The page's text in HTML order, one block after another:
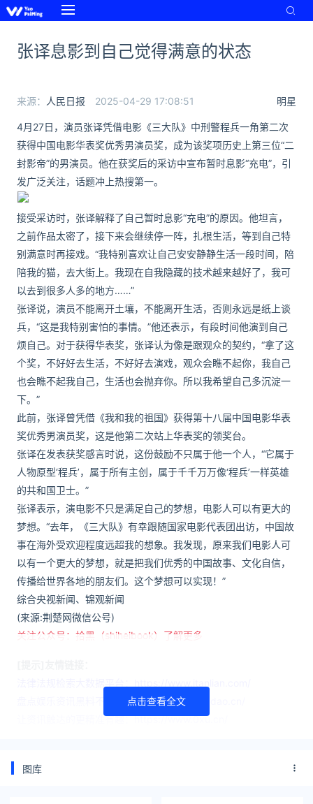
张译息影到自己觉得满意的状态
明星
来源： 人民日报 2025-04-29 17:08:51
4月27日，演员张译凭借电影《三大队》中刑警程兵一角第二次
获得中国电影华表奖优秀男演员奖，成为该奖项历史上第三位“二
封影帝”的男演员。他在获奖后的采访中宣布暂时息影“充电”，引
发广泛关注，话题冲上热搜第一。
接受采访时，张译解释了自己暂时息影“充电”的原因。他坦言，
之前作品太密了，接下来会继续停一阵，扎根生活，等到自己特
别满意时再接戏。“我特别喜欢让自己安安静静生活一段时间，陪
陪我的猫，去大街上。我现在自我隐藏的技术越来越好了，我可
以去到很多人多的地方……”
张译说，演员不能离开土壤，不能离开生活，否则永远是纸上谈
兵，“这是我特别害怕的事情。”他还表示，有段时间他演到自己
烦自己。对于获得华表奖，张译认为像是跟观众的契约，“拿了这
个奖，不好好去生活，不好好去演戏，观众会瞧不起你，我自己
也会瞧不起我自己，生活也会抛弃你。所以我希望自己多沉淀一
下。”
此前，张译曾凭借《我和我的祖国》获得第十八届中国电影华表
奖优秀男演员奖，这是他第二次站上华表奖的领奖台。
张译在发表获奖感言时说，这份鼓励不只属于他一个人，“它属于
人物原型‘程兵’，属于所有主创，属于千千万万像‘程兵’一样英雄
的共和国卫士。”
张译表示，演电影不只是满足自己的梦想，电影人可以有更大的
梦想。“去年，《三大队》有幸跟随国家电影代表团出访，中国故
事在海外受欢迎程度远超我的想象。我发现，原来我们电影人可
以有一个更大的梦想，就是把我们优秀的中国故事、文化自信，
传播给世界各地的朋友们。这个梦想可以实现！”
综合央视新闻、锦观新闻
(来源:荆楚网微信公号)
关注公众号：拾黑（shiheibook）了解更多
盘点娱乐资讯黑料不打烊：https://www.ijiandao.cn/
让资讯触达的更精准有趣：https://www.0xu.cn/
本文由
发表，转载此文章须经作者同意，并请附上出处
点击查看全文
图库